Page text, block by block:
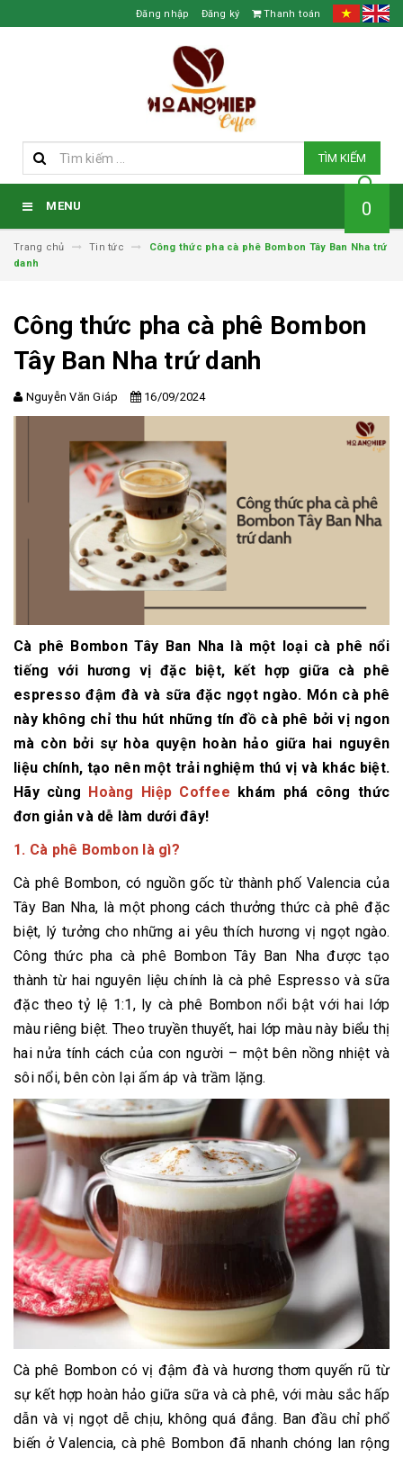
Đăng nhập Đăng ký Thanh toán
TÌM KIẾM
MENU 0
Trang chủ Tin tức
Công thức pha cà phê Bombon Tây Ban Nha trứ
danh
Công thức pha cà phê Bombon
Tây Ban Nha trứ danh
Nguyễn Văn Giáp 16/09/2024
Cà phê Bombon Tây Ban Nha là một loại cà phê nổi
tiếng với hương vị đặc biệt, kết hợp giữa cà phê
espresso đậm đà và sữa đặc ngọt ngào. Món cà phê
này không chỉ thu hút những tín đồ cà phê bởi vị ngon
mà còn bởi sự hòa quyện hoàn hảo giữa hai nguyên
liệu chính, tạo nên một trải nghiệm thú vị và khác biệt.
Hãy cùng
Hoàng Hiệp Coffee khám phá công thức
đơn giản và dễ làm dưới đây!
1. Cà phê Bombon là gì?
Cà phê Bombon, có nguồn gốc từ thành phố Valencia của
Tây Ban Nha, là một phong cách thưởng thức cà phê đặc
biệt, lý tưởng cho những ai yêu thích hương vị ngọt ngào.
Công thức pha cà phê Bombon Tây Ban Nha được tạo
thành từ hai nguyên liệu chính là cà phê Espresso và sữa
đặc theo tỷ lệ 1:1, ly cà phê Bombon nổi bật với hai lớp
màu riêng biệt. Theo truyền thuyết, hai lớp màu này biểu thị
hai nửa tính cách của con người – một bên nồng nhiệt và
sôi nổi, bên còn lại ấm áp và trầm lặng.
Cà phê Bombon có vị đậm đà và hương thơm quyến rũ từ
sự kết hợp hoàn hảo giữa sữa và cà phê, với màu sắc hấp
dẫn và vị ngọt dễ chịu, không quá đắng. Ban đầu chỉ phổ
biến ở Valencia, cà phê Bombon đã nhanh chóng lan rộng